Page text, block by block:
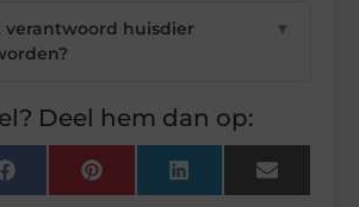
verantwoord huisdier
▼
Deel hem dan op:
FacebookPinterest LinkedIn Email